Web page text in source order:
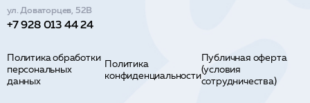
ул. Доваторцев, 52В
+7 928 013 44 24
Политика обработки
персональных
данных
Политика
конфиденциальности
Публичная оферта
(условия
сотрудничества)